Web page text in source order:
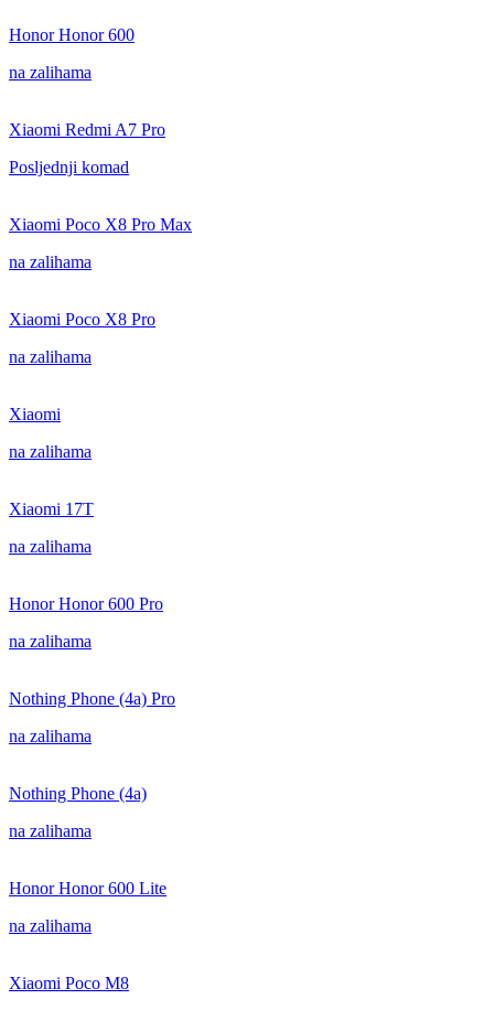
Honor Honor 600
na zalihama
Xiaomi Redmi A7 Pro
Posljednji komad
Xiaomi Poco X8 Pro Max
na zalihama
Xiaomi Poco X8 Pro
na zalihama
Xiaomi
na zalihama
Xiaomi 17T
na zalihama
Honor Honor 600 Pro
na zalihama
Nothing Phone (4a) Pro
na zalihama
Nothing Phone (4a)
na zalihama
Honor Honor 600 Lite
na zalihama
Xiaomi Poco M8